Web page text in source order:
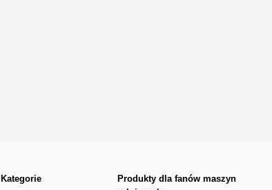
Kategorie
Produkty dla fanów maszyn